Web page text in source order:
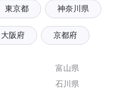
東京都 神奈川県
大阪府 京都府
富山県
石川県